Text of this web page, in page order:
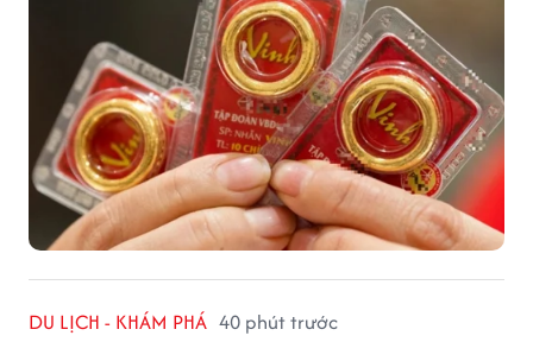
DU LỊCH - KHÁM PHÁ 40 phút trước